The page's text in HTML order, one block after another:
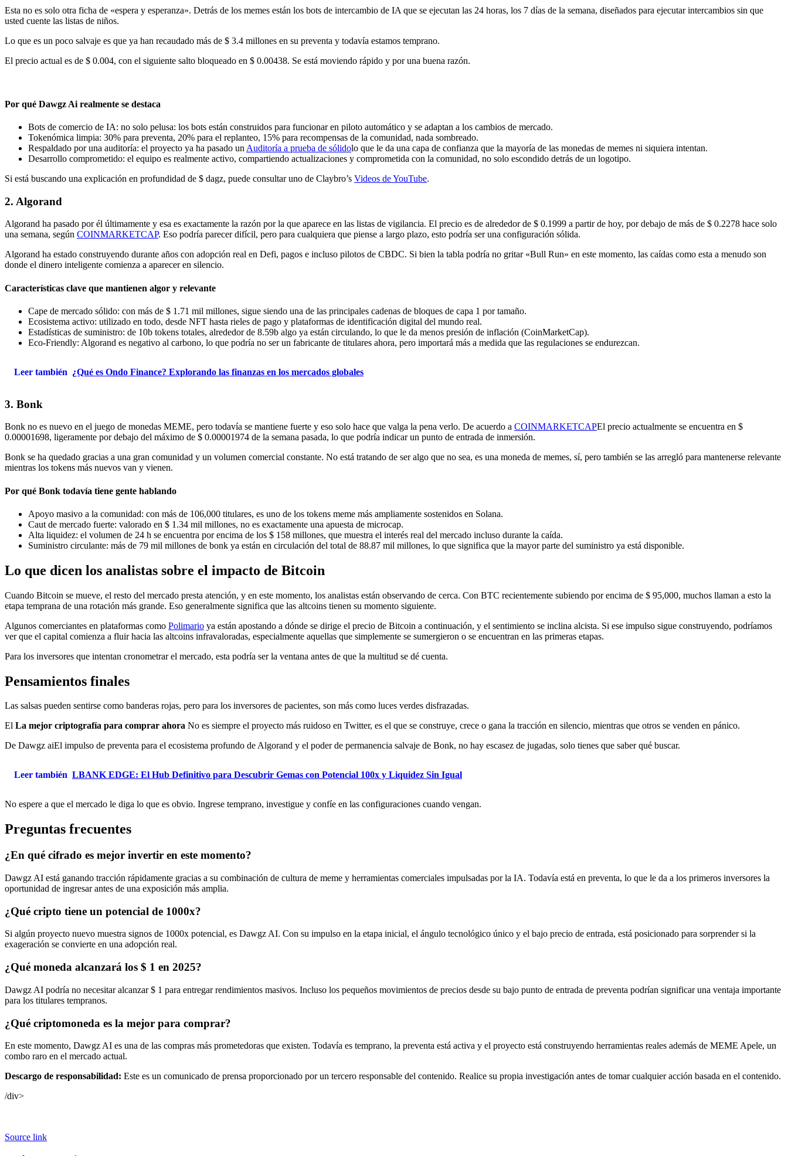
Esta no es solo otra ficha de «espera y esperanza». Detrás de los memes están los bots de intercambio de IA que se ejecutan las 24 horas, los 7 días de la semana, diseñados para ejecutar intercambios sin que
usted cuente las listas de niños.
Lo que es un poco salvaje es que ya han recaudado más de $ 3.4 millones en su preventa y todavía estamos temprano.
El precio actual es de $ 0.004, con el siguiente salto bloqueado en $ 0.00438. Se está moviendo rápido y por una buena razón.
Por qué Dawgz Ai realmente se destaca
Bots de comercio de IA: no solo pelusa: los bots están construidos para funcionar en piloto automático y se adaptan a los cambios de mercado.
Tokenómica limpia: 30% para preventa, 20% para el replanteo, 15% para recompensas de la comunidad, nada sombreado.
Respaldado por una auditoría: el proyecto ya ha pasado un Auditoría a prueba de sólidolo que le da una capa de confianza que la mayoría de las monedas de memes ni siquiera intentan.
Desarrollo comprometido: el equipo es realmente activo, compartiendo actualizaciones y comprometida con la comunidad, no solo escondido detrás de un logotipo.
Si está buscando una explicación en profundidad de $ dagz, puede consultar uno de Claybro’s Videos de YouTube.
2. Algorand
Algorand ha pasado por él últimamente y esa es exactamente la razón por la que aparece en las listas de vigilancia. El precio es de alrededor de $ 0.1999 a partir de hoy, por debajo de más de $ 0.2278 hace solo
una semana, según COINMARKETCAP. Eso podría parecer difícil, pero para cualquiera que piense a largo plazo, esto podría ser una configuración sólida.
Algorand ha estado construyendo durante años con adopción real en Defi, pagos e incluso pilotos de CBDC. Si bien la tabla podría no gritar «Bull Run» en este momento, las caídas como esta a menudo son
donde el dinero inteligente comienza a aparecer en silencio.
Características clave que mantienen algor y relevante
Cape de mercado sólido: con más de $ 1.71 mil millones, sigue siendo una de las principales cadenas de bloques de capa 1 por tamaño.
Ecosistema activo: utilizado en todo, desde NFT hasta rieles de pago y plataformas de identificación digital del mundo real.
Estadísticas de suministro: de 10b tokens totales, alrededor de 8.59b algo ya están circulando, lo que le da menos presión de inflación (CoinMarketCap).
Eco-Friendly: Algorand es negativo al carbono, lo que podría no ser un fabricante de titulares ahora, pero importará más a medida que las regulaciones se endurezcan.
Leer también ¿Qué es Ondo Finance? Explorando las finanzas en los mercados globales
3. Bonk
Bonk no es nuevo en el juego de monedas MEME, pero todavía se mantiene fuerte y eso solo hace que valga la pena verlo. De acuerdo a COINMARKETCAPEl precio actualmente se encuentra en $
0.00001698, ligeramente por debajo del máximo de $ 0.00001974 de la semana pasada, lo que podría indicar un punto de entrada de inmersión.
Bonk se ha quedado gracias a una gran comunidad y un volumen comercial constante. No está tratando de ser algo que no sea, es una moneda de memes, sí, pero también se las arregló para mantenerse relevante
mientras los tokens más nuevos van y vienen.
Por qué Bonk todavía tiene gente hablando
Apoyo masivo a la comunidad: con más de 106,000 titulares, es uno de los tokens meme más ampliamente sostenidos en Solana.
Caut de mercado fuerte: valorado en $ 1.34 mil millones, no es exactamente una apuesta de microcap.
Alta liquidez: el volumen de 24 h se encuentra por encima de los $ 158 millones, que muestra el interés real del mercado incluso durante la caída.
Suministro circulante: más de 79 mil millones de bonk ya están en circulación del total de 88.87 mil millones, lo que significa que la mayor parte del suministro ya está disponible.
Lo que dicen los analistas sobre el impacto de Bitcoin
Cuando Bitcoin se mueve, el resto del mercado presta atención, y en este momento, los analistas están observando de cerca. Con BTC recientemente subiendo por encima de $ 95,000, muchos llaman a esto la
etapa temprana de una rotación más grande. Eso generalmente significa que las altcoins tienen su momento siguiente.
Algunos comerciantes en plataformas como Polimario ya están apostando a dónde se dirige el precio de Bitcoin a continuación, y el sentimiento se inclina alcista. Si ese impulso sigue construyendo, podríamos
ver que el capital comienza a fluir hacia las altcoins infravaloradas, especialmente aquellas que simplemente se sumergieron o se encuentran en las primeras etapas.
Para los inversores que intentan cronometrar el mercado, esta podría ser la ventana antes de que la multitud se dé cuenta.
Pensamientos finales
Las salsas pueden sentirse como banderas rojas, pero para los inversores de pacientes, son más como luces verdes disfrazadas.
El La mejor criptografía para comprar ahora No es siempre el proyecto más ruidoso en Twitter, es el que se construye, crece o gana la tracción en silencio, mientras que otros se venden en pánico.
De Dawgz aiEl impulso de preventa para el ecosistema profundo de Algorand y el poder de permanencia salvaje de Bonk, no hay escasez de jugadas, solo tienes que saber qué buscar.
Leer también LBANK EDGE: El Hub Definitivo para Descubrir Gemas con Potencial 100x y Liquidez Sin Igual
No espere a que el mercado le diga lo que es obvio. Ingrese temprano, investigue y confíe en las configuraciones cuando vengan.
Preguntas frecuentes
¿En qué cifrado es mejor invertir en este momento?
Dawgz AI está ganando tracción rápidamente gracias a su combinación de cultura de meme y herramientas comerciales impulsadas por la IA. Todavía está en preventa, lo que le da a los primeros inversores la
oportunidad de ingresar antes de una exposición más amplia.
¿Qué cripto tiene un potencial de 1000x?
Si algún proyecto nuevo muestra signos de 1000x potencial, es Dawgz AI. Con su impulso en la etapa inicial, el ángulo tecnológico único y el bajo precio de entrada, está posicionado para sorprender si la
exageración se convierte en una adopción real.
¿Qué moneda alcanzará los $ 1 en 2025?
Dawgz AI podría no necesitar alcanzar $ 1 para entregar rendimientos masivos. Incluso los pequeños movimientos de precios desde su bajo punto de entrada de preventa podrían significar una ventaja importante
para los titulares tempranos.
¿Qué criptomoneda es la mejor para comprar?
En este momento, Dawgz AI es una de las compras más prometedoras que existen. Todavía es temprano, la preventa está activa y el proyecto está construyendo herramientas reales además de MEME Apele, un
combo raro en el mercado actual.
Descargo de responsabilidad: Este es un comunicado de prensa proporcionado por un tercero responsable del contenido. Realice su propia investigación antes de tomar cualquier acción basada en el contenido.
/div>
Source link